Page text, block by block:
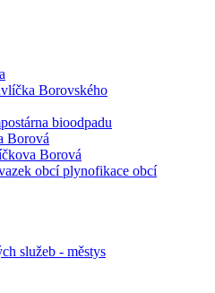
Borovského
bioodpadu
Borová
Borová
obcí plynofikace obcí
služeb - městys